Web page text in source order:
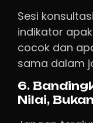
Sesi
indikator
cocok dan
sama dalam
6.
Nilai,